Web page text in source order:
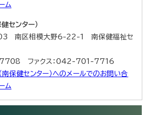
ム
センター）
南区相模大野6-22-1 南保健福祉セ
ファクス：042-701-7716
南保健センター）へのメールでのお問い合
ム